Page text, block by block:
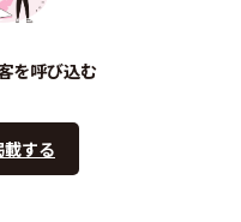
を呼び込む
する